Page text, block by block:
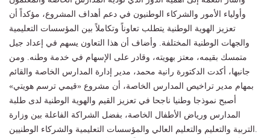
وأولياء الأمور والشركاء الوطنيون في دعم أهداف المشروع، مؤكداً أن
تعزيز الهوية الوطنية يتطلب تعاوناً وتكاملاً بين المؤسسات التعليمية
والجهات الوطنية المختلفة. وأضاف أن هذا التعاون يسهم في إعداد جيل
متمسك بقيمه، معتز بهويته، وقادر على الإسهام في خدمة وطنه. ومن
جانبها، أكدت الدكتورة رانية محمد، مدير إدارة المدارس الخاصة والقائم
بمهام مدير تراخيص المدارس الخاصة، أن مشروع «قيمي ترسم هويتي»
أصبح نموذجا وطنيا ناجحا في تعزيز القيم والهوية الوطنية لدى طلبة
المدارس ورياض الأطفال الخاصة، بفضل الشراكة الفاعلة بين وزارة